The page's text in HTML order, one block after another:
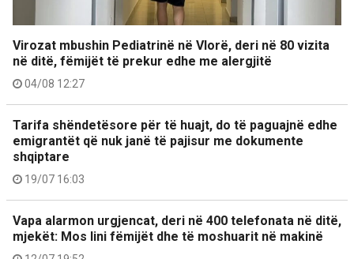
Virozat mbushin Pediatrinë në Vlorë, deri në 80 vizita
në ditë, fëmijët të prekur edhe me alergjitë
04/08 12:27
Tarifa shëndetësore për të huajt, do të paguajnë edhe
emigrantët që nuk janë të pajisur me dokumente
shqiptare
19/07 16:03
Vapa alarmon urgjencat, deri në 400 telefonata në ditë,
mjekët: Mos lini fëmijët dhe të moshuarit në makinë